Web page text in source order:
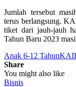
Jumlah tersebut
terus berlangsung.
tiket dari jauh-jauh
Tahun Baru 2023
Anak 6-12 TahunKAI
Share
You might also like
Bisnis